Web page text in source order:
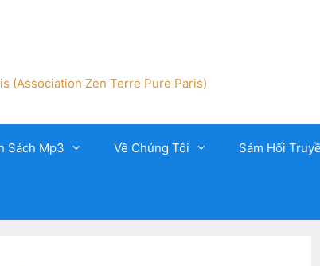
(Association Zen Terre Pure Paris)
Sách Mp3 Về Chúng Tôi Sám Hối